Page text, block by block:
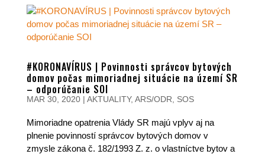
#KORONAVÍRUS | Povinnosti správcov bytových
domov počas mimoriadnej situácie na území SR
– odporúčanie SOI
MAR 30, 2020| AKTUALITY, ARS/ODR SOS
Mimoriadne opatrenia Vlády SR majú vplyv aj na
plnenie povinností správcov bytových domov v
zmysle zákona č. 182/1993 Z. z. o vlastníctve bytov a